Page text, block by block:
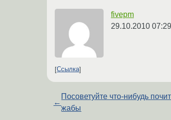
fivepm
29.10.2010
Ссылка
←
Посоветуйте что-нибудь
жабы